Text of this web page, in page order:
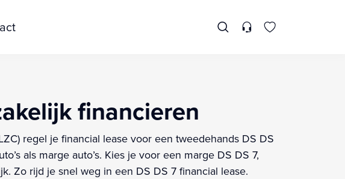
financieren
regel je financial lease voor een tweedehands DS DS
als marge auto’s. Kies je voor een marge DS DS 7,
Zo rijd je snel weg in een DS DS 7 financial lease.